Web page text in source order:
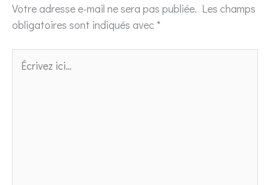
Votre adresse e-mail ne sera pas publiée. Les champs
obligatoires sont indiqués avec *
Écrivez
ici…